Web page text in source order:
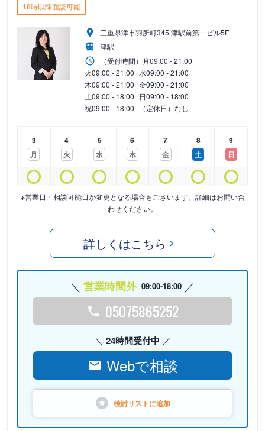
18時以降面談可能
三重県津市羽所町345 津駅前第一ビル5F
津駅
（受付時間） 月09:00 - 21:00
火09:00 - 21:00 水09:00 - 21:00
木09:00 - 21:00 金09:00 - 21:00
土09:00 - 18:00 日09:00 - 18:00
祝09:00 - 18:00 （定休日）なし
3
月
4
火
5
水
6
木
7
金
8
土
9
日
※営業日・相談可能日が変更となる場合もございます。詳細はお問い合
わせください。
詳しくはこちら
営業時間外 09:00-18:00
05075865252
24時間受付中
Webで相談
検討リストに追加